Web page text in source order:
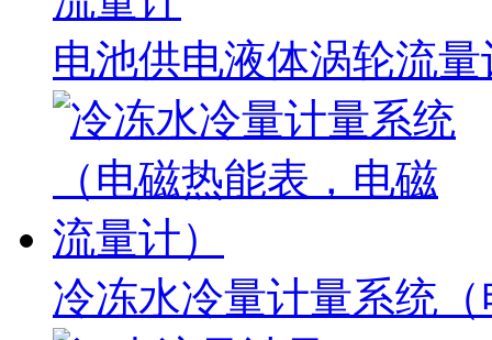
电池供电液体涡轮流量
冷冻水冷量计量系统